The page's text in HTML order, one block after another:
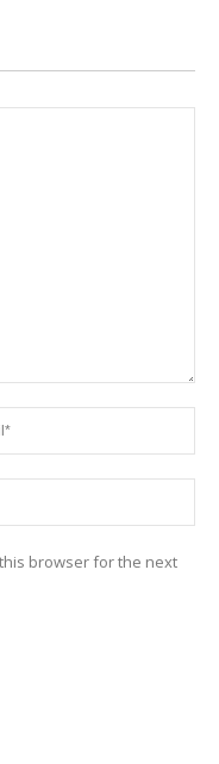
browser for the next